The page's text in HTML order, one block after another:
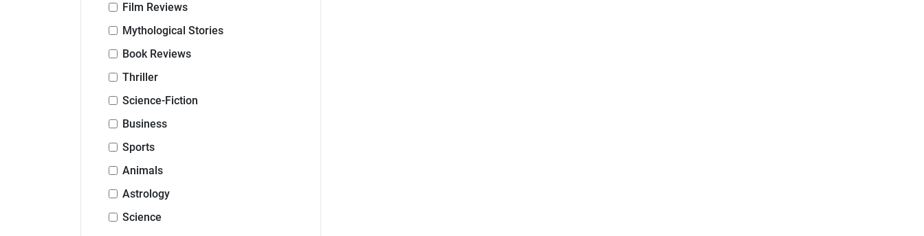
Film Reviews
Mythological Stories
Book Reviews
Thriller
Science-Fiction
Business
Sports
Animals
Astrology
Science